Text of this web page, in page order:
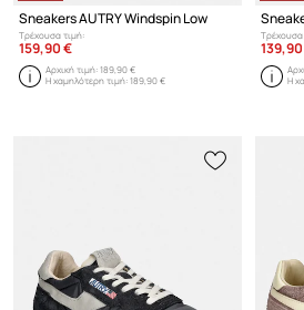
Sneakers AUTRY Windspin Low
Τρέχουσα τιμή:
159,90 €
Αρχική τιμή:189,90 €
Η χαμηλότερη τιμή:189,90 €
Τρέχουσα
Η